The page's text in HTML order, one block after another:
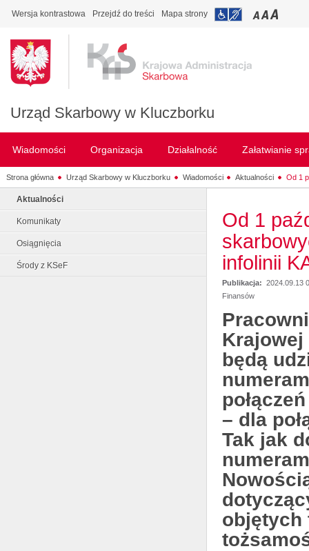
Wersja kontrastowa Przejdź do treści Mapa strony
Urząd Skarbowy w Kluczborku
Wiadomości Organizacja Działalność Załatwianie
Strona główna Urząd Skarbowy w Kluczborku Wiadomości Aktualności Od 1
Aktualności
Komunikaty
Osiągnięcia
Środy z KSeF
Od 1
infolinii
Publikacja: 2024.09.13
Finansów
będą
– dla
Tak jak
objętych